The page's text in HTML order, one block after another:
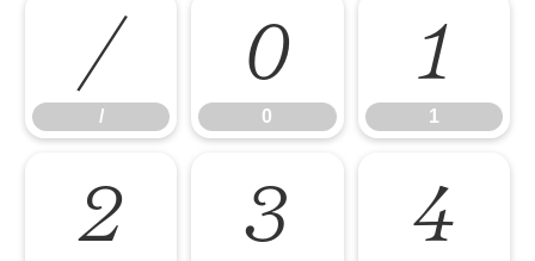
/
/
0
0
1
1
2 3 4